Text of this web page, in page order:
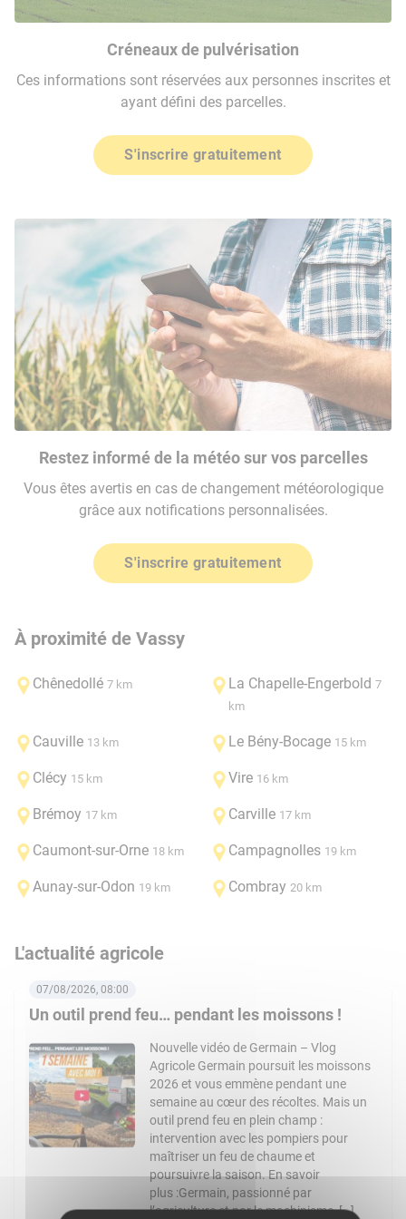
Créneaux de pulvérisation
Ces informations sont réservées aux personnes inscrites et
ayant défini des parcelles.
S'inscrire gratuitement
Restez informé de la météo sur vos parcelles
Vous êtes avertis en cas de changement météorologique
grâce aux notifications personnalisées.
S'inscrire gratuitement
À proximité de Vassy
Chênedollé 7 km La Chapelle-Engerbold 7
km
Cauville 13 km Le Bény-Bocage 15 km
Clécy 15 km Vire 16 km
Brémoy 17 km Carville 17 km
Caumont-sur-Orne 18 km Campagnolles 19 km
Aunay-sur-Odon 19 km Combray 20 km
L'actualité agricole
Un outil prend feu… pendant les moissons !
07/08/2026, 08:00
Nouvelle vidéo de Germain – Vlog
Agricole Germain poursuit les moissons
2026 et vous emmène pendant une
semaine au cœur des récoltes. Mais un
outil prend feu en plein champ :
intervention avec les pompiers pour
maîtriser un feu de chaume et
poursuivre la saison. En savoir
plus :Germain, passionné par
l’agriculture et par le machinisme, […]